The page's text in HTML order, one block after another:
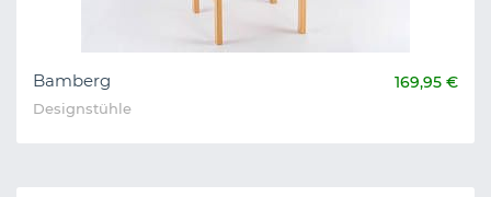
Bamberg 169,95 €
Designstühle